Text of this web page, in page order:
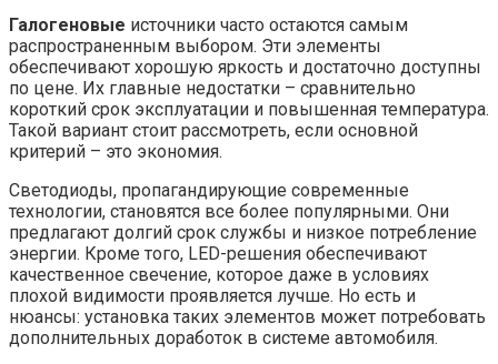
Галогеновые источники часто остаются самым
распространенным выбором. Эти элементы
обеспечивают хорошую яркость и достаточно доступны
по цене. Их главные недостатки – сравнительно
короткий срок эксплуатации и повышенная температура.
Такой вариант стоит рассмотреть, если основной
критерий – это экономия.
Светодиоды, пропагандирующие современные
технологии, становятся все более популярными. Они
предлагают долгий срок службы и низкое потребление
энергии. Кроме того, LED-решения обеспечивают
качественное свечение, которое даже в условиях
плохой видимости проявляется лучше. Но есть и
нюансы: установка таких элементов может потребовать
дополнительных доработок в системе автомобиля.